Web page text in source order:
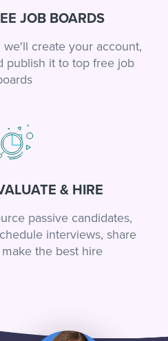
JOB BOARDS
we'll create your account,
publish it to top free job
& HIRE
passive candidates,
interviews, share
the best hire